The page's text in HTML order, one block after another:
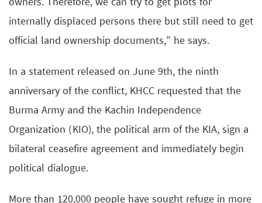
internally displaced persons there but still need to get
official land ownership documents,” he says.
In a statement released on June 9th, the ninth
anniversary of the conflict, KHCC requested that the
Burma Army and the Kachin Independence
Organization (KIO), the political arm of the KIA, sign a
bilateral ceasefire agreement and immediately begin
political dialogue.
More than 120,000 people have sought refuge in more